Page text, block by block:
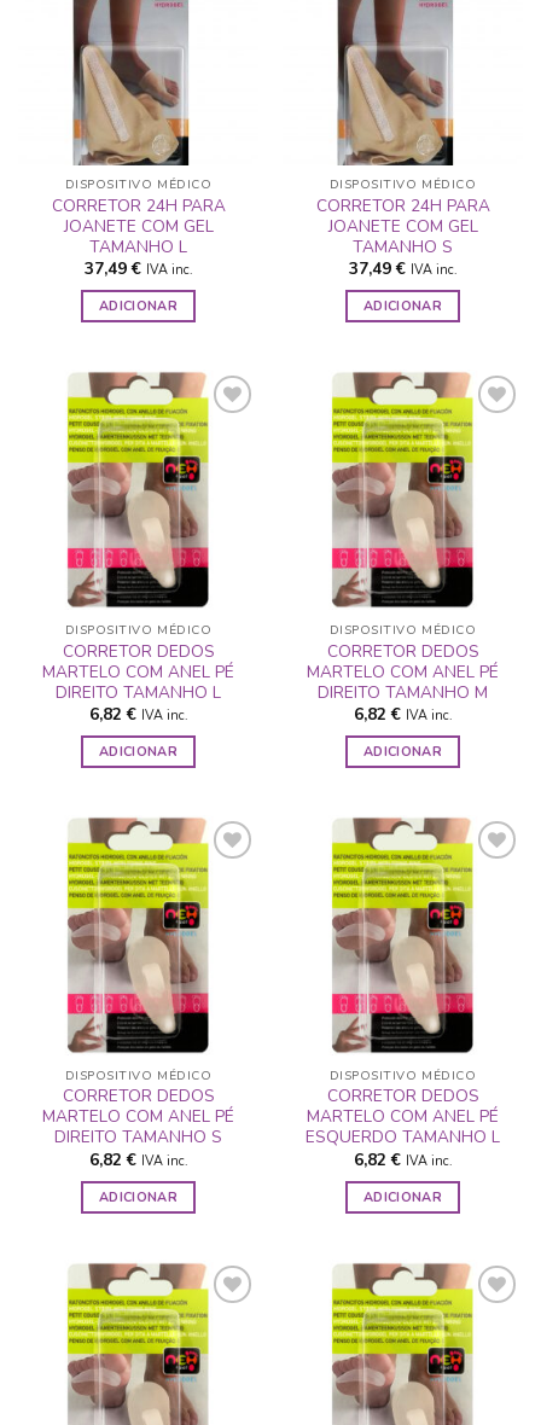
A LISTA DE
DESEJOS
DISPOSITIVO MÉDICO
CORRETOR 24H PARA
JOANETE COM GEL
TAMANHO L
37,49€ IVA inc.
ADICIONAR
A LISTA DE
DESEJOS
DISPOSITIVO MÉDICO
CORRETOR 24H PARA
JOANETE COM GEL
TAMANHO S
37,49€ IVA inc.
ADICIONAR
ADICIONAR
A LISTA DE
DESEJOS
DISPOSITIVO MÉDICO
CORRETOR DEDOS
MARTELO COM ANEL PÉ
DIREITO TAMANHO L
6,82€ IVA inc.
ADICIONAR
ADICIONAR
A LISTA DE
DESEJOS
DISPOSITIVO MÉDICO
CORRETOR DEDOS
MARTELO COM ANEL PÉ
DIREITO TAMANHO M
6,82€ IVA inc.
ADICIONAR
ADICIONAR
A LISTA DE
DESEJOS
DISPOSITIVO MÉDICO
CORRETOR DEDOS
MARTELO COM ANEL PÉ
DIREITO TAMANHO S
6,82€ IVA inc.
ADICIONAR
ADICIONAR
A LISTA DE
DESEJOS
DISPOSITIVO MÉDICO
CORRETOR DEDOS
MARTELO COM ANEL PÉ
ESQUERDO TAMANHO L
6,82€ IVA inc.
ADICIONAR
ADICIONAR
A LISTA DE
DESEJOS
ADICIONAR
A LISTA DE
DESEJOS